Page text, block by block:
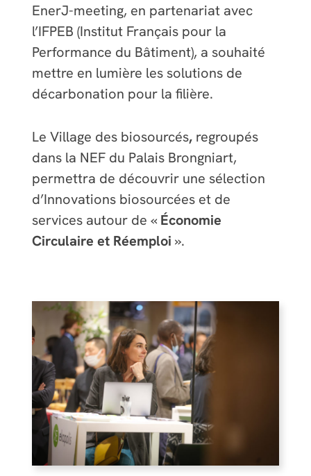
EnerJ-meeting, en partenariat avec
l’IFPEB (Institut Français pour la
Performance du Bâtiment), a souhaité
mettre en lumière les solutions de
décarbonation pour la filière.
Le Village des biosourcés, regroupés
dans la NEF du Palais Brongniart,
permettra de découvrir une sélection
d’Innovations biosourcées et de
services autour de « Économie
Circulaire et Réemploi ».